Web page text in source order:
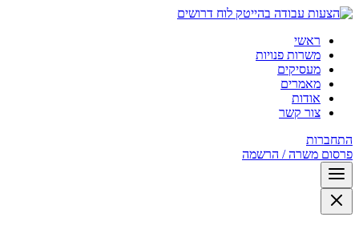
לוח דרושים
ראשי
משרות פנויות
מעסיקים
מאמרים
אודות
צור קשר
התחברות
פרסום משרה / הרשמה